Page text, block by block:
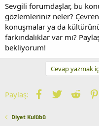
Sevgili forumdaşlar, bu
gözlemleriniz neler?
konuşmalar ya da
farkındalıklar var mı?
bekliyorum!
Cevap yazmak
Paylaş: Facebook
TwitterReddit
Diyet Kulübü